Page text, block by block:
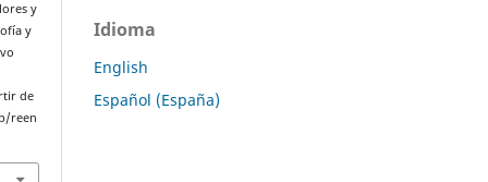
y
y
de
reen
Idioma
English
Español (España)